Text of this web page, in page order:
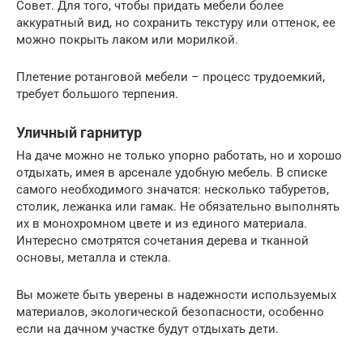
Совет. Для того, чтобы придать мебели более
аккуратный вид, но сохранить текстуру или оттенок, ее
можно покрыть лаком или морилкой.
Плетение ротанговой мебели – процесс трудоемкий,
требует большого терпения.
Уличный гарнитур
На даче можно не только упорно работать, но и хорошо
отдыхать, имея в арсенале удобную мебель. В списке
самого необходимого значатся: несколько табуретов,
столик, лежанка или гамак. Не обязательно выполнять
их в монохромном цвете и из единого материала.
Интересно смотрятся сочетания дерева и тканной
основы, металла и стекла.
Вы можете быть уверены в надежности используемых
материалов, экологической безопасности, особенно
если на дачном участке будут отдыхать дети.